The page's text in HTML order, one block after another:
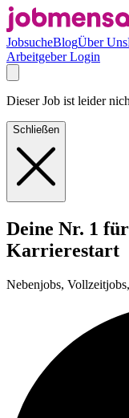
JobsucheBlogÜber Uns
Arbeitgeber Login
Dieser Job ist leider
Schließen
Deine Nr. 1
Karrierestart
Nebenjobs,